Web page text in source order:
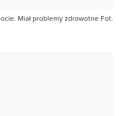
Miał problemy zdrowotne Fot.